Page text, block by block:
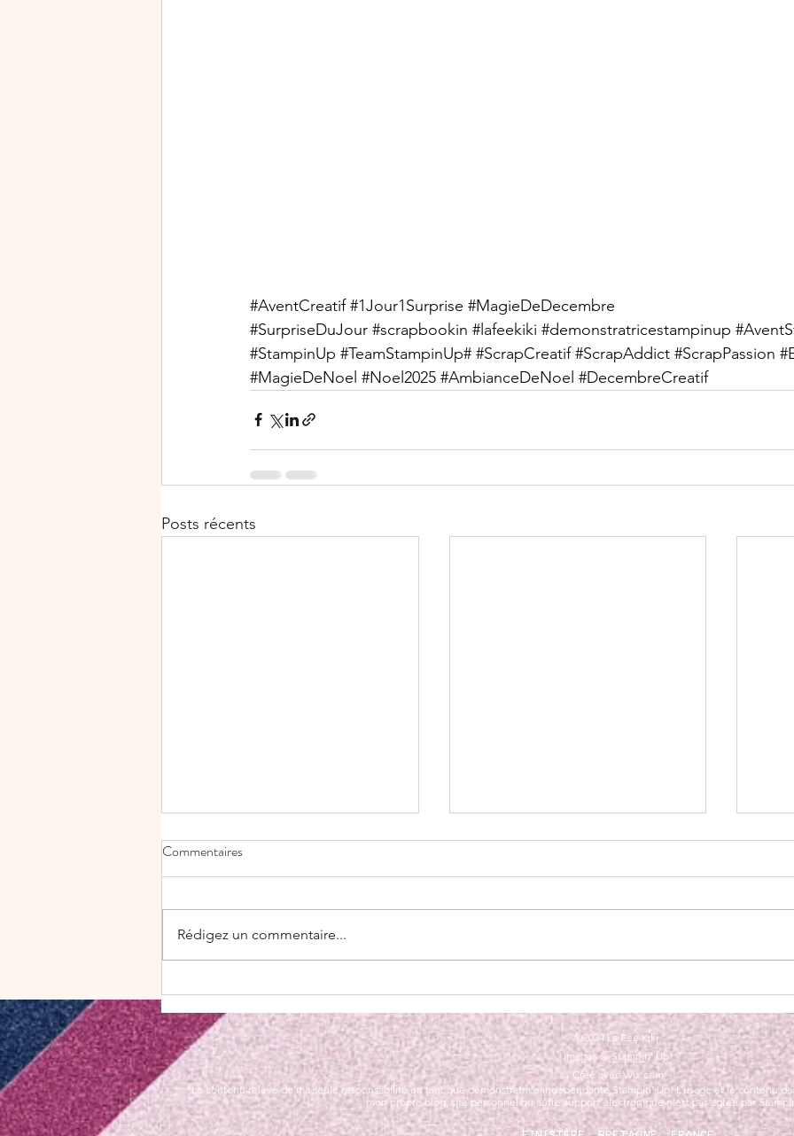
#AventCreatif #1Jour1Surprise #MagieDeDecembre
#SurpriseDuJour #scrapbookin #lafeekiki #demonstratricestampinup
#StampinUp #TeamStampinUp# #ScrapCreatif #ScrapAddict #ScrapPassion
#MagieDeNoel #Noel2025 #AmbianceDeNoel #DecembreCreatif
Posts récents
✨ Découvrez la magie de
l'estampage à chaud le Hot Foil
avec Stampin' Up!
🌸 Nouveau catalogue Stampin’
Up! Mai – Août : les pépites sont
là !
Commentaires
Rédigez un commentaire...
©2024 La Fée Kiki.
Images © Stampin' Up!
Créé avec Wix.com
“Le contenu relève de ma seule responsabilité en tant que démonstratrice indépendante Stampin’ Up! L’usage et le contenu
mon propre blog, site personnel ou autre support électronique n’est pas agréé par